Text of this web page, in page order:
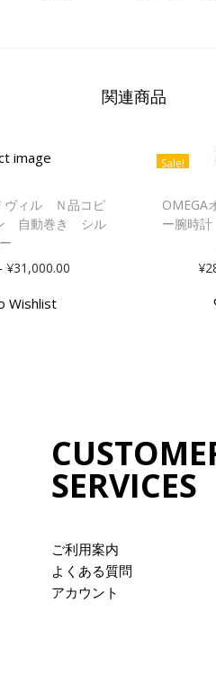
関連商品
ヴィル Ｎ品コピ
自動巻き シル
¥31,000.00
Wishlist
Sale!
ー腕時
¥
SERVICES
ご利用案内
よくある質問
アカウント